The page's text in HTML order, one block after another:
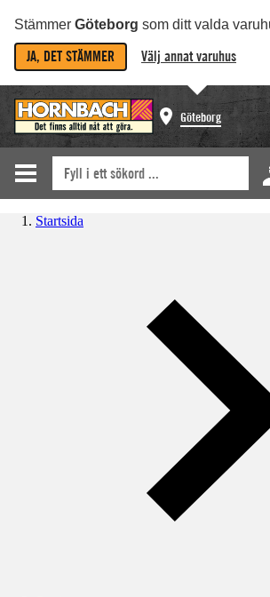
Stämmer Göteborg som ditt valda
JA, DET STÄMMER Välj annat varuhus
Göteborg
Startsida